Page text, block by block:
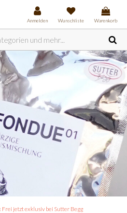
Anmelden Wunschliste Warenkorb
Frei jetzt exklusiv bei Sutter Begg